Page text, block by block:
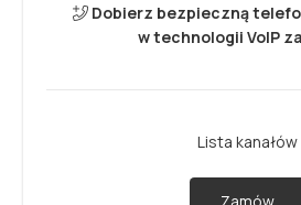
Dobierz bezpieczną
w technologii VoIP
Lista kanałów